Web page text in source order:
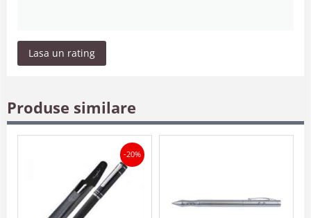
Lasa un rating
Produse similare
-20%